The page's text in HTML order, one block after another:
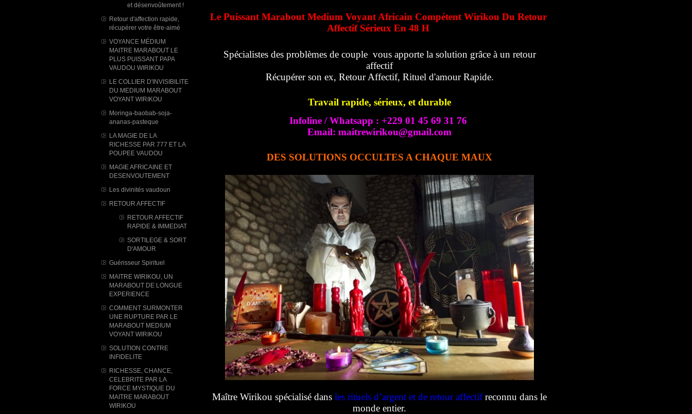
et désenvoûtement !
Retour d'affection rapide,
récupérer votre être-aimé
VOYANCE MÉDIUM
MAITRE MARABOUT LE
PLUS PUISSANT PAPA
VAUDOU WIRIKOU
LE COLLIER D'INVISIBILITE
DU MEDIUM MARABOUT
VOYANT WIRIKOU
Moringa-baobab-soja-
ananas-pasteque
LA MAGIE DE LA
RICHESSE PAR 777 ET LA
POUPEE VAUDOU
MAGIE AFRICAINE ET
DESENVOUTEMENT
Les divinités vaudoun
RETOUR AFFECTIF
RETOUR AFFECTIF
RAPIDE & IMMEDIAT
SORTILEGE & SORT
D'AMOUR
Guérisseur Spirituel
MAITRE WIRIKOU, UN
MARABOUT DE LONGUE
EXPERIENCE
COMMENT SURMONTER
UNE RUPTURE PAR LE
MARABOUT MEDIUM
VOYANT WIRIKOU
SOLUTION CONTRE
INFIDELITE
RICHESSE, CHANCE,
CELEBRITE PAR LA
FORCE MYSTIQUE DU
MAITRE MARABOUT
WIRIKOU
Le Puissant Marabout Medium Voyant Africain Compétent Wirikou Du Retour
Affectif Sérieux En 48 H
Spécialistes des problèmes de couple vous apporte la solution grâce à un retour
affectif
Récupérer son ex, Retour Affectif, Rituel d'amour Rapide.
Travail rapide, sérieux, et durable
Infoline / Whatsapp : +229 01 45 69 31 76
Email: maitrewirikou@gmail.com
DES SOLUTIONS OCCULTES A CHAQUE MAUX
Maître Wirikou spécialisé dans les rituels d’argent et de retour affectif reconnu dans le
monde entier.